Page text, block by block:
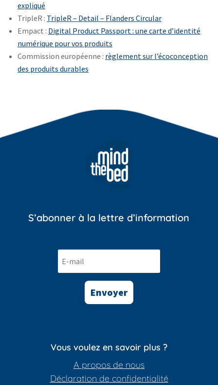
expliqué
TripleR : TripleR – Detail – Flanders Circular
Empact : Digital Product Passport : une carte d’identité
numérique pour vos produits
Commission européenne : règlement sur l’écoconception
des produits durables
S’abonner à la lettre d’information
Envoyer
Vous voulez en savoir plus ?
A propos de nous
Déclaration de confidentialité